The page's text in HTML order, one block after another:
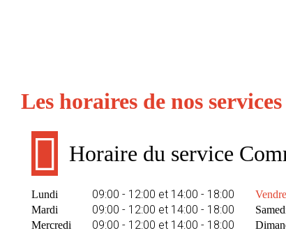
Les horaires de nos services
Horaire du service
Lundi 09:00 - 12:00 et 14:00 - 18:00
Mardi 09:00 - 12:00 et 14:00 - 18:00
Mercredi 09:00 - 12:00 et 14:00 - 18:00